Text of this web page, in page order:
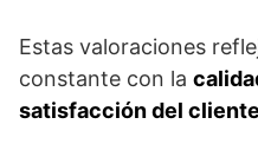
Estas valoraciones
constante con la
satisfacción del cliente